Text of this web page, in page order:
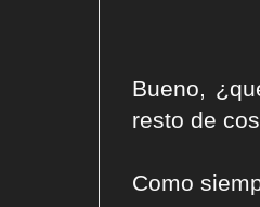
Bueno,
resto de
Como